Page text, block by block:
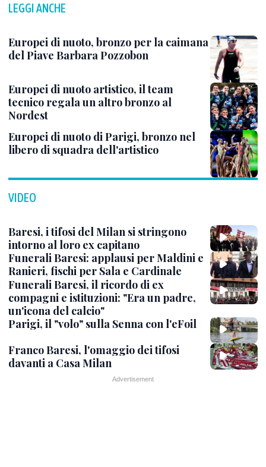
LEGGI ANCHE
Europei di nuoto, bronzo per la caimana
del Piave Barbara Pozzobon
Europei di nuoto artistico, il team
tecnico regala un altro bronzo al
Nordest
Europei di nuoto di Parigi, bronzo nel
libero di squadra dell'artistico
VIDEO
Baresi, i tifosi del Milan si stringono
intorno al loro ex capitano
Funerali Baresi: applausi per Maldini e
Ranieri, fischi per Sala e Cardinale
Funerali Baresi, il ricordo di ex
compagni e istituzioni: "Era un padre,
un'icona del calcio"
Parigi, il "volo" sulla Senna con l'eFoil
Franco Baresi, l'omaggio dei tifosi
davanti a Casa Milan